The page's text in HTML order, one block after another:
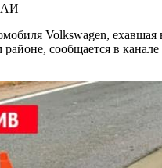
Volkswagen, ехавшая
районе, сообщается в